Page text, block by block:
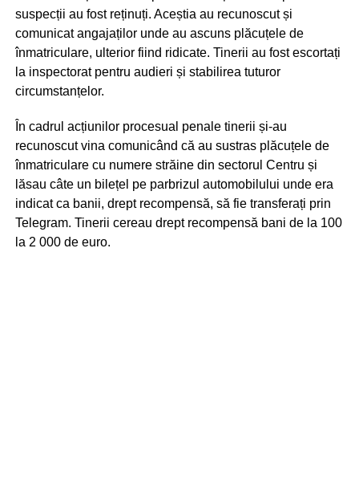
suspecții au fost reținuți. Aceștia au recunoscut și
comunicat angajaților unde au ascuns plăcuțele de
înmatriculare, ulterior fiind ridicate. Tinerii au fost escortați
la inspectorat pentru audieri și stabilirea tuturor
circumstanțelor.
În cadrul acțiunilor procesual penale tinerii și-au
recunoscut vina comunicând că au sustras plăcuțele de
înmatriculare cu numere străine din sectorul Centru și
lăsau câte un bilețel pe parbrizul automobilului unde era
indicat ca banii, drept recompensă, să fie transferați prin
Telegram. Tinerii cereau drept recompensă bani de la 100
la 2 000 de euro.